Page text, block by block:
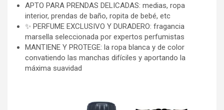
APTO PARA PRENDAS DELICADAS: medias, ropa
interior, prendas de baño, ropita de bebé, etc
✨ PERFUME EXCLUSIVO Y DURADERO: fragancia
marsella seleccionada por expertos perfumistas
MANTIENE Y PROTEGE: la ropa blanca y de color
convatiendo las manchas difíciles y aportando la
máxima suavidad